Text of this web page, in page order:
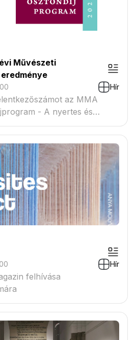
Művészeti
Hír
az MMA
- A nyertes és
névsora megtekinthető a
Hír
felhívása